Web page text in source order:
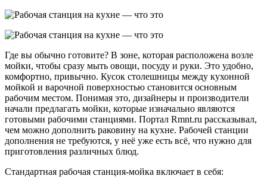
Где вы обычно готовите? В зоне, которая расположена возле
мойки, чтобы сразу мыть овощи, посуду и руки. Это удобно,
комфортно, привычно. Кусок столешницы между кухонной
мойкой и варочной поверхностью становится основным
рабочим местом. Понимая это, дизайнеры и производители
начали предлагать мойки, которые изначально являются
готовыми рабочими станциями. Портал Rmnt.ru рассказывал,
чем можно дополнить раковину на кухне. Рабочей станции
дополнения не требуются, у неё уже есть всё, что нужно для
приготовления различных блюд.
Стандартная рабочая станция-мойка включает в себя: